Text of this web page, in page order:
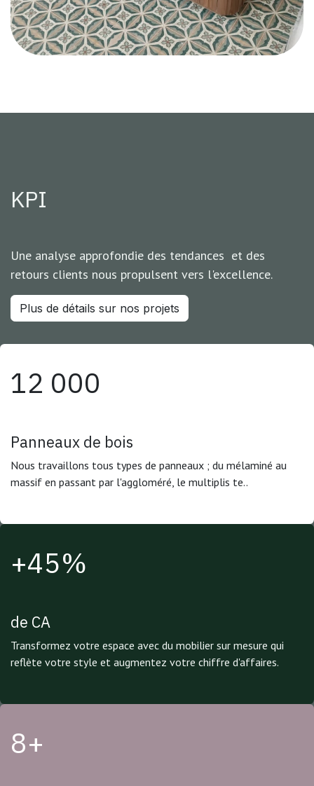
KPI
Une analyse approfondie des tendances et des
retours clients nous propulsent vers l'excellence.
Plus de détails sur nos projets
12 000
Panneaux de bois
Nous travaillons tous types de panneaux ; du mélaminé au
massif en passant par l'aggloméré, le multiplis te..
+45%
de CA
Transformez votre espace avec du mobilier sur mesure qui
reflète votre style et augmentez votre chiffre d'affaires.
8+